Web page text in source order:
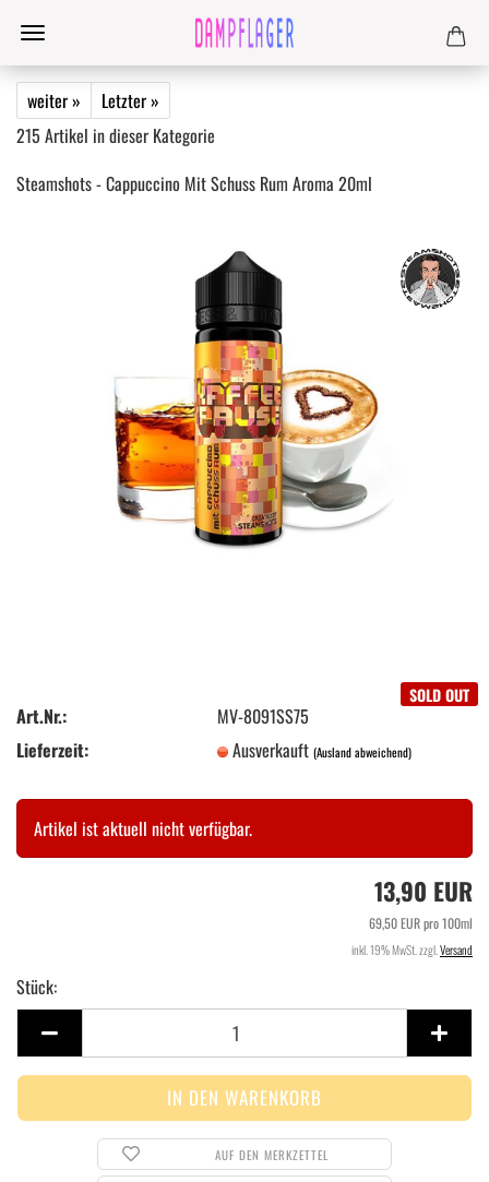
weiter »
Letzter »
215 Artikel in dieser Kategorie
Steamshots - Cappuccino Mit Schuss Rum Aroma 20ml
SOLD OUT
Art.Nr.:
MV-8091SS75
Lieferzeit:
Ausverkauft(Ausland abweichend)
Artikel ist aktuell nicht verfügbar.
13,90 EUR
69,50 EUR pro 100ml
inkl. 19% MwSt. zzgl. Versand
Stück:
Stück
AUF DEN MERKZETTEL